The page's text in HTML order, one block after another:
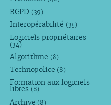
RGPD (39)
Interopérabilité (35)
Logiciels propriétaires
(34)
Algorithme (8)
Technopolice (8)
Formation aux logiciels
libres (8)
Archive (8)